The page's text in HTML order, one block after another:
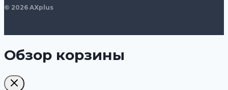
© 2026 AXplus
Обзор корзины